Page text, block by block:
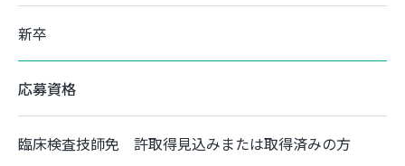
新卒
応募資格
臨床検査技師免 許取得見込みまたは取得済みの方